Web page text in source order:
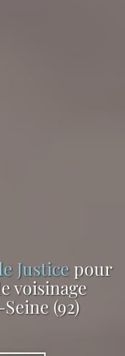
Justicepour
voisinage
(92)